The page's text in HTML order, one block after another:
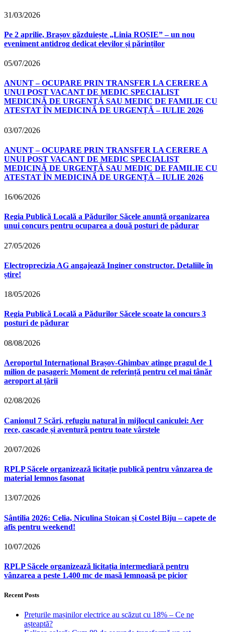
31/03/2026
Pe 2 aprilie, Brașov găzduiește „Linia ROȘIE” – un nou
eveniment antidrog dedicat elevilor și părinților
05/07/2026
ANUNȚ – OCUPARE PRIN TRANSFER LA CERERE A
UNUI POST VACANT DE MEDIC SPECIALIST
MEDICINĂ DE URGENȚĂ SAU MEDIC DE FAMILIE CU
ATESTAT ÎN MEDICINĂ DE URGENȚĂ – IULIE 2026
03/07/2026
ANUNȚ – OCUPARE PRIN TRANSFER LA CERERE A
UNUI POST VACANT DE MEDIC SPECIALIST
MEDICINĂ DE URGENȚĂ SAU MEDIC DE FAMILIE CU
ATESTAT ÎN MEDICINĂ DE URGENȚĂ – IULIE 2026
16/06/2026
Regia Publică Locală a Pădurilor Săcele anunță organizarea
unui concurs pentru ocuparea a două posturi de pădurar
27/05/2026
Electroprecizia AG angajează Inginer constructor. Detaliile în
știre!
18/05/2026
Regia Publică Locală a Pădurilor Săcele scoate la concurs 3
posturi de pădurar
08/08/2026
Aeroportul Internațional Brașov‑Ghimbav atinge pragul de 1
milion de pasageri: Moment de referință pentru cel mai tânăr
aeroport al țării
02/08/2026
Canionul 7 Scări, refugiu natural în mijlocul caniculei: Aer
rece, cascade și aventură pentru toate vârstele
20/07/2026
RPLP Săcele organizează licitație publică pentru vânzarea de
material lemnos fasonat
13/07/2026
Sântilia 2026: Celia, Niculina Stoican și Costel Biju – capete de
afis pentru weekend!
10/07/2026
RPLP Săcele organizează licitația intermediară pentru
vânzarea a peste 1.400 mc de masă lemnoasă pe picior
Recent Posts
Prețurile mașinilor electrice au scăzut cu 18% – Ce ne
așteaptă?